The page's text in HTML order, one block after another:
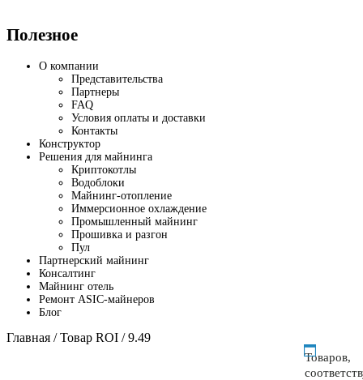
Полезное
О компании
Представительства
Партнеры
FAQ
Условия оплаты и доставки
Контакты
Конструктор
Решения для майнинга
Криптокотлы
Водоблоки
Майнинг-отопление
Иммерсионное охлаждение
Промышленный майнинг
Прошивка и разгон
Пул
Партнерский майнинг
Консалтинг
Майнинг отель
Ремонт ASIC-майнеров
Блог
Главная / Товар ROI / 9.49
Товаров,